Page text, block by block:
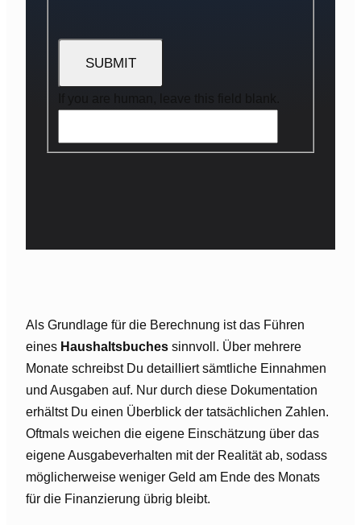
Als Grundlage für die Berechnung ist das Führen
eines Haushaltsbuches sinnvoll. Über mehrere
Monate schreibst Du detailliert sämtliche Einnahmen
und Ausgaben auf. Nur durch diese Dokumentation
erhältst Du einen Überblick der tatsächlichen Zahlen.
Oftmals weichen die eigene Einschätzung über das
eigene Ausgabeverhalten mit der Realität ab, sodass
möglicherweise weniger Geld am Ende des Monats
für die Finanzierung übrig bleibt.